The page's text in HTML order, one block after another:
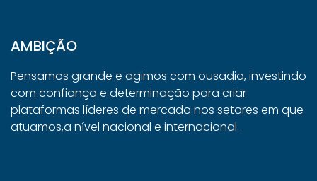
AMBIÇÃO
Pensamos grande e agimos com ousadia, investindo
com confiança e determinação para criar
plataformas líderes de mercado nos setores em que
atuamos,a nível nacional e internacional.